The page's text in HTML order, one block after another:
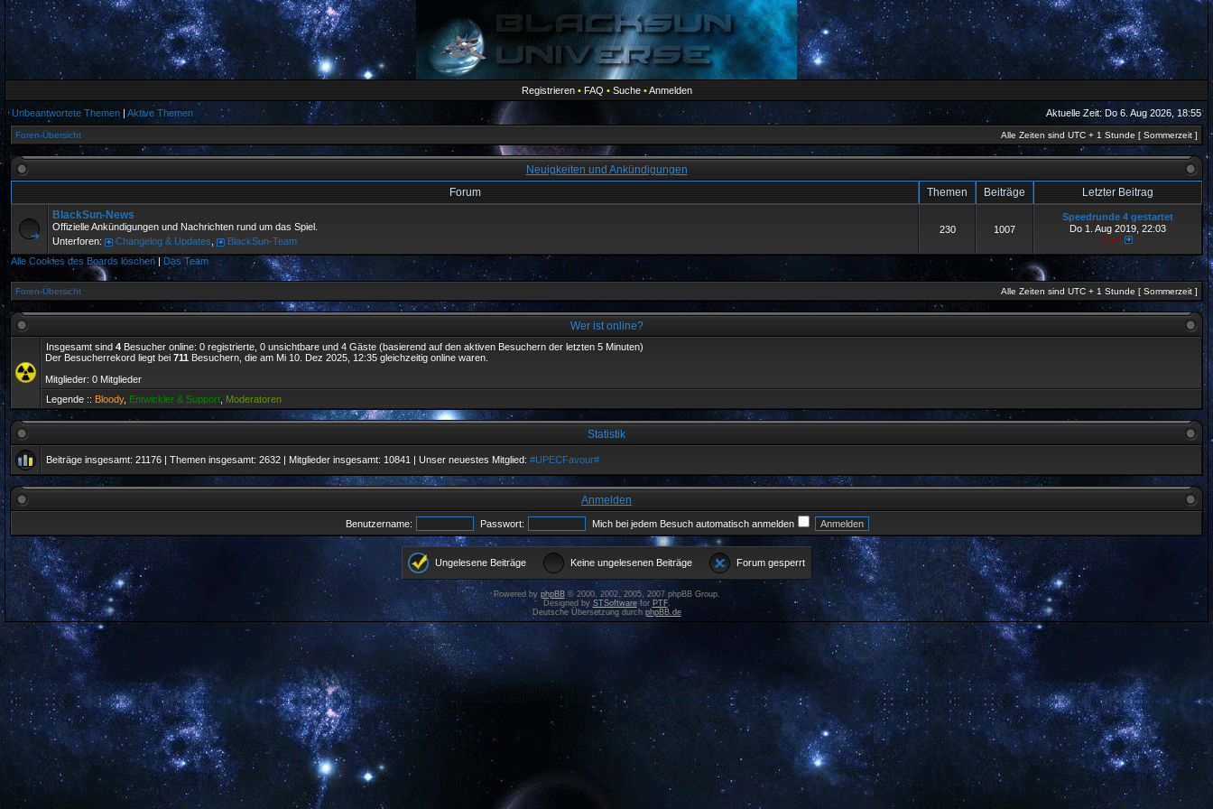
Registrieren• FAQ • Suche•Anmelden
Unbeantwortete Themen| Aktive Themen Aktuelle Zeit: Do 6. Aug 2026, 18:55
Foren-Übersicht Alle Zeiten sind UTC + 1 Stunde [ Sommerzeit ]
Neuigkeiten und Ankündigungen
Forum
Themen Beiträge
Letzter Beitrag
BlackSun-News
Offizielle Ankündigungen und Nachrichten rund um das Spiel.
Unterforen:
Changelog & Updates BlackSun-Team
230 1007
Speedrunde 4 gestartet
Do 1. Aug 2019, 22:03
Curt
Alle Cookies des Boards löschen|Das Team
Foren-Übersicht Alle Zeiten sind UTC + 1 Stunde [ Sommerzeit ]
Wer ist online?
Insgesamt sind 4 Besucher online: 0 registrierte, 0 unsichtbare und 4 Gäste (basierend auf den aktiven Besuchern der letzten 5 Minuten)
Der Besucherrekord liegt bei 711 Besuchern, die am Mi 10. Dez 2025, 12:35 gleichzeitig online waren.
Mitglieder: 0 Mitglieder
Legende :: Bloody, Entwickler & Support Moderatoren
Statistik
Beiträge insgesamt: 21176 | Themen insgesamt: 2632 | Mitglieder insgesamt: 10841 | Unser neuestes Mitglied: #UPECFavour#
Anmelden
Benutzername: Passwort: Mich bei jedem Besuch automatisch anmelden
Ungelesene Beiträge Keine ungelesenen Beiträge Forum gesperrt
Powered by phpBB© 2000, 2002, 2005, 2007 phpBB Group.
Designed by STSoftwarefor PTF.
Deutsche Übersetzung durch phpBB.de